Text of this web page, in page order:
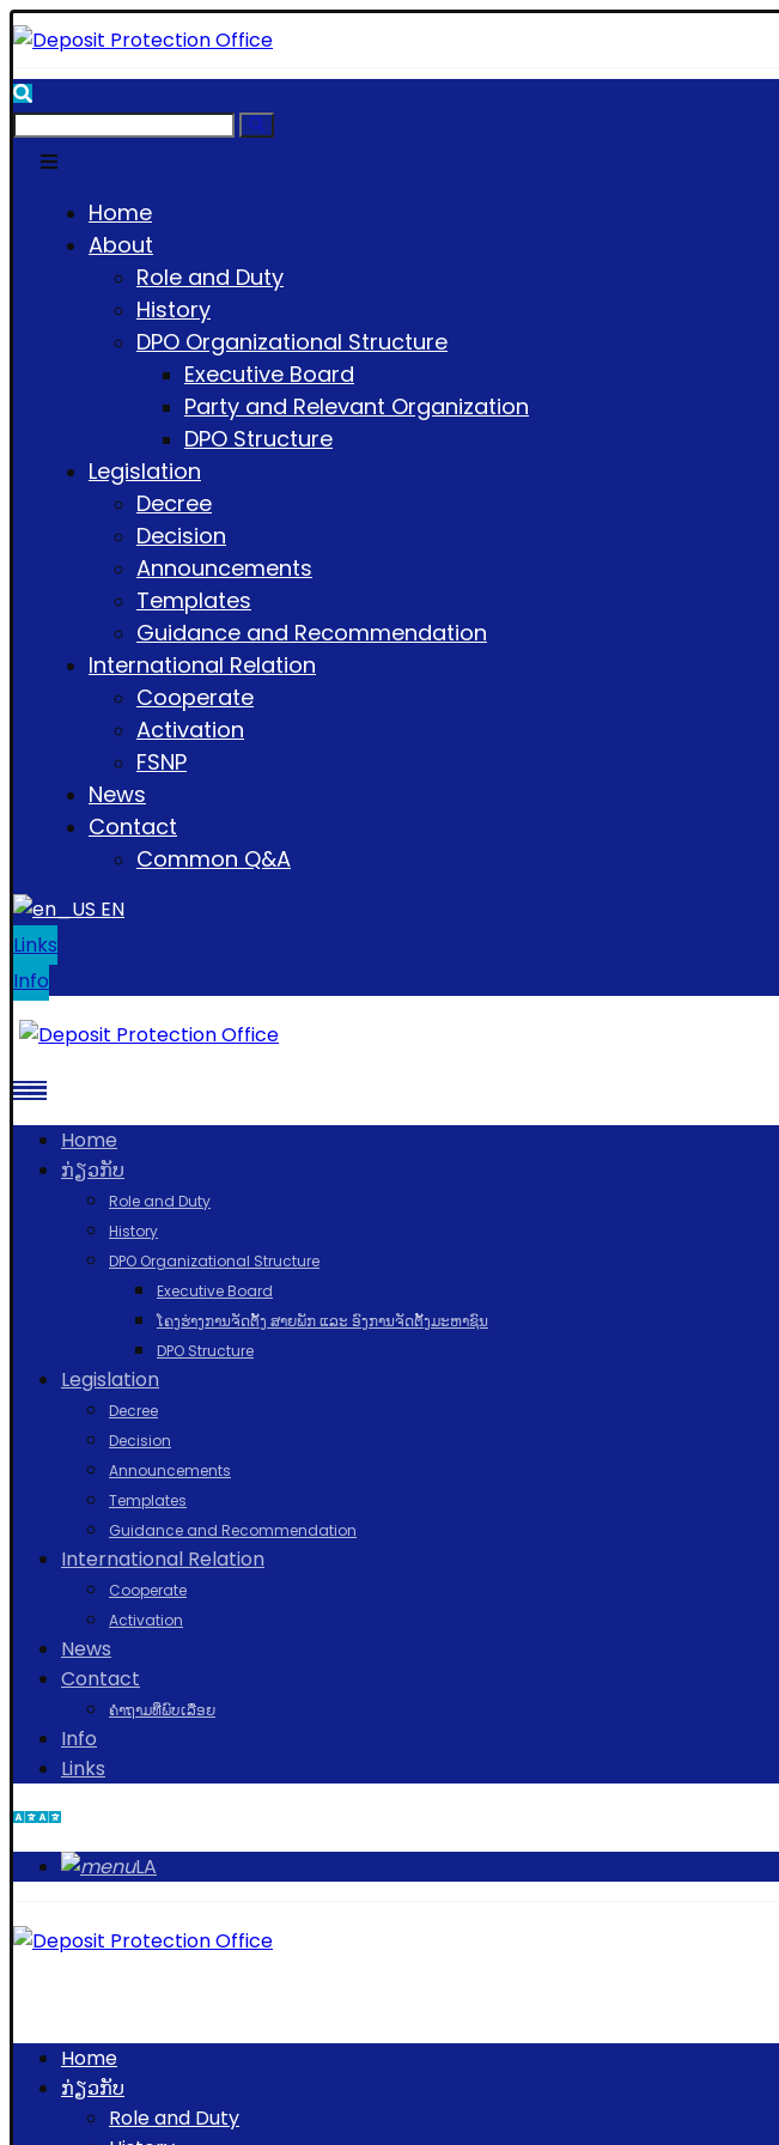
Home
About
Role and Duty
History
DPO Organizational Structure
Executive Board
Party and Relevant Organization
DPO Structure
Legislation
Decree
Decision
Announcements
Templates
Guidance and Recommendation
International Relation
Cooperate
Activation
FSNP
News
Contact
Common Q&A
EN
Links
Info
Home
ກ່ຽວກັບ
Role and Duty
History
DPO Organizational Structure
Executive Board
ໂຄງຮ່າງການຈັດຕັ້ງ ສາຍພັກ ແລະ ອົງການຈັດຕັ້ງມະຫາຊົນ
DPO Structure
Legislation
Decree
Decision
Announcements
Templates
Guidance and Recommendation
International Relation
Cooperate
Activation
News
Contact
ຄຳຖາມທີ່ພົບເລື່ອຍ
Info
Links
LA
Home
ກ່ຽວກັບ
Role and Duty